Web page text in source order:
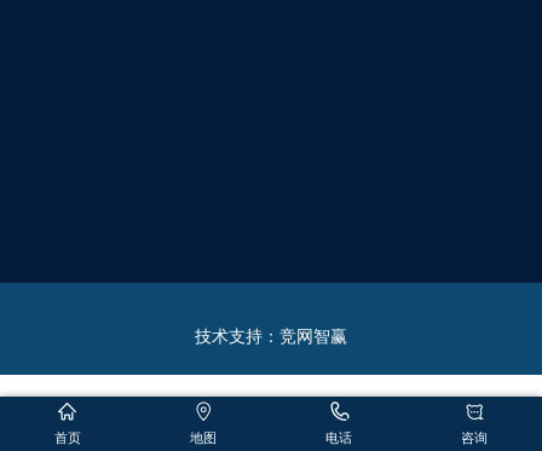
技术支持： 竞网智赢
首页 地图 电话 咨询